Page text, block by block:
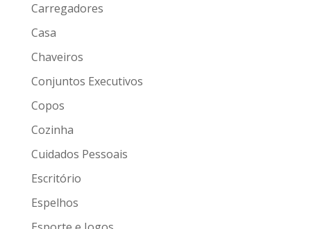
Carregadores
Casa
Chaveiros
Conjuntos Executivos
Copos
Cozinha
Cuidados Pessoais
Escritório
Espelhos